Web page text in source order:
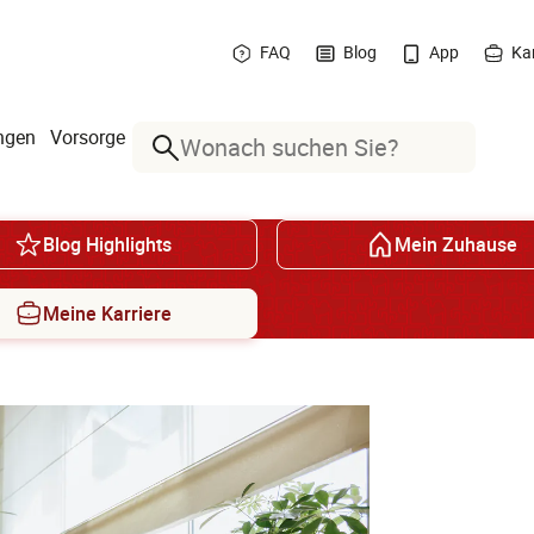
FAQ Blog App
Vorsorge
Suche
Blog Highlights Mein Zuhause
Meine Karriere